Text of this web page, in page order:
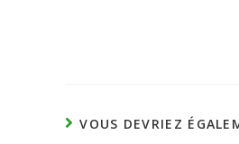
VOUS DEVRIEZ